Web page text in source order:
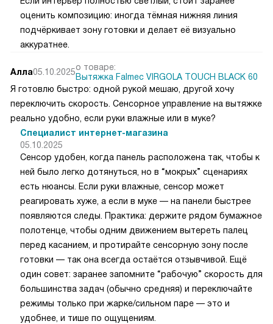
оценить композицию: иногда тёмная нижняя линия
подчёркивает зону готовки и делает её визуально
аккуратнее.
Алла05.10.2025о товаре:
Вытяжка Falmec VIRGOLA TOUCH BLACK 60
Я готовлю быстро: одной рукой мешаю, другой хочу
переключить скорость. Сенсорное управление на вытяжке
реально удобно, если руки влажные или в муке?
Специалист интернет-магазина
05.10.2025
Сенсор удобен, когда панель расположена так, чтобы к
ней было легко дотянуться, но в “мокрых” сценариях
есть нюансы. Если руки влажные, сенсор может
реагировать хуже, а если в муке — на панели быстрее
появляются следы. Практика: держите рядом бумажное
полотенце, чтобы одним движением вытереть палец
перед касанием, и протирайте сенсорную зону после
готовки — так она всегда остаётся отзывчивой. Ещё
один совет: заранее запомните “рабочую” скорость для
большинства задач (обычно средняя) и переключайте
режимы только при жарке/сильном паре — это и
удобнее, и тише по ощущениям.